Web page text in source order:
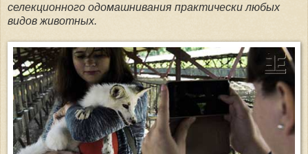
селекционного одомашнивания практически любых
видов животных.